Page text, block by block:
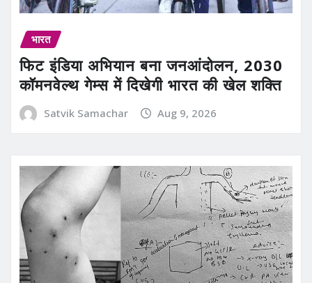
भारत
फिट इंडिया अभियान बना जनआंदोलन, 2030
कॉमनवेल्थ गेम्स में दिखेगी भारत की खेल शक्ति
Satvik Samachar Aug 9, 2026